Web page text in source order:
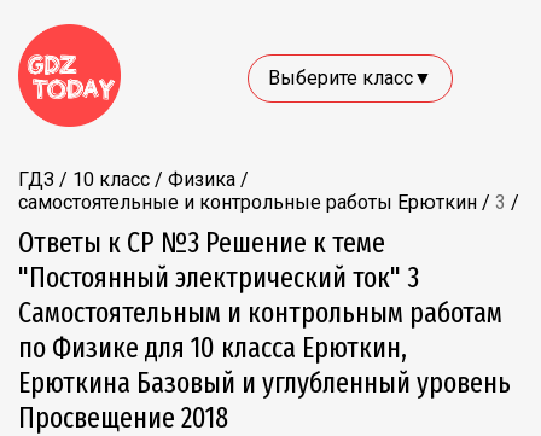
Выберите класс▼
ГДЗ / 10 класс / Физика /
самостоятельные и контрольные работы Ерюткин / 3 /
Ответы к СР №3 Решение к теме
"Постоянный электрический ток" 3
Самостоятельным и контрольным работам
по Физике для 10 класса Ерюткин,
Ерюткина Базовый и углубленный уровень
Просвещение 2018